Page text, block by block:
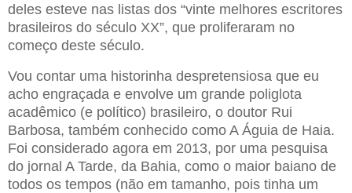
deles esteve nas listas dos “vinte melhores escritores
brasileiros do século XX”, que proliferaram no
começo deste século.
Vou contar uma historinha despretensiosa que eu
acho engraçada e envolve um grande poliglota
acadêmico (e político) brasileiro, o doutor Rui
Barbosa, também conhecido como A Águia de Haia.
Foi considerado agora em 2013, por uma pesquisa
do jornal A Tarde, da Bahia, como o maior baiano de
todos os tempos (não em tamanho, pois tinha um